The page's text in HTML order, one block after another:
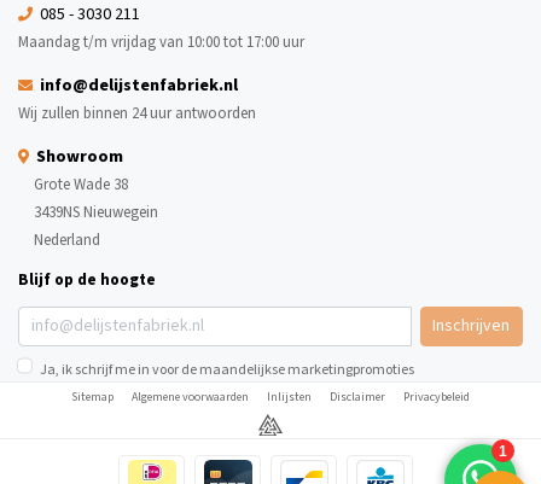
085 - 3030 211
Maandag t/m vrijdag van 10:00 tot 17:00 uur
info@delijstenfabriek.nl
Wij zullen binnen 24 uur antwoorden
Showroom
Grote Wade 38
3439NS Nieuwegein
Nederland
Blijf op de hoogte
Inschrijven
Ja, ik schrijf me in voor de maandelijkse marketingpromoties
Sitemap Algemene voorwaarden Inlijsten Disclaimer Privacybeleid